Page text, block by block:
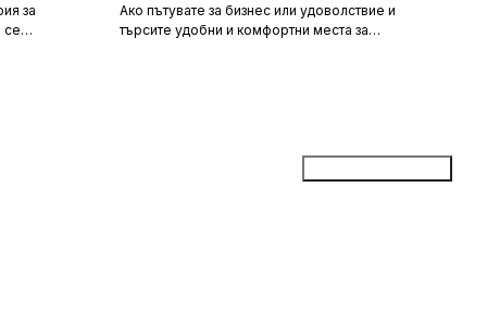
за
се
Ако пътувате за бизнес или удоволствие и
търсите удобни и комфортни места за